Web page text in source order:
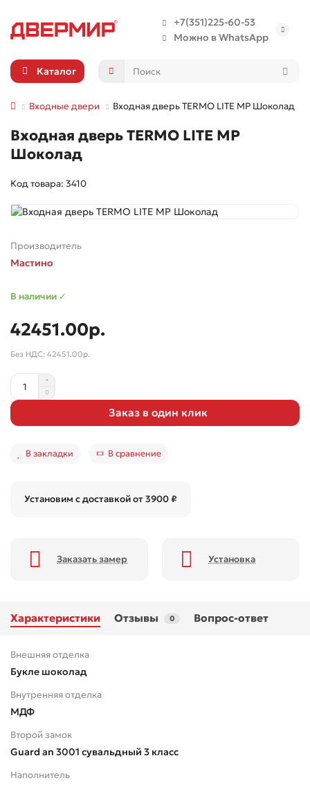
+7(351)225-60-53
Можно в WhatsApp
Каталог
Входные двери Входная дверь TERMO LITE МР Шоколад
Входная дверь TERMO LITE МР
Шоколад
Код товара: 3410
Производитель
Мастино
В наличии ✓
42451.00р.
Без НДС: 42451.00р.
Заказ в один клик
В закладки В сравнение
Установим с доставкой от 3900 ₽
Заказать замер Установка
Характеристики Отзывы 0 Вопрос-ответ
Внешняя отделка
Букле шоколад
Внутренняя отделка
МДФ
Второй замок
Guard an 3001 сувальдный 3 класс
Наполнитель